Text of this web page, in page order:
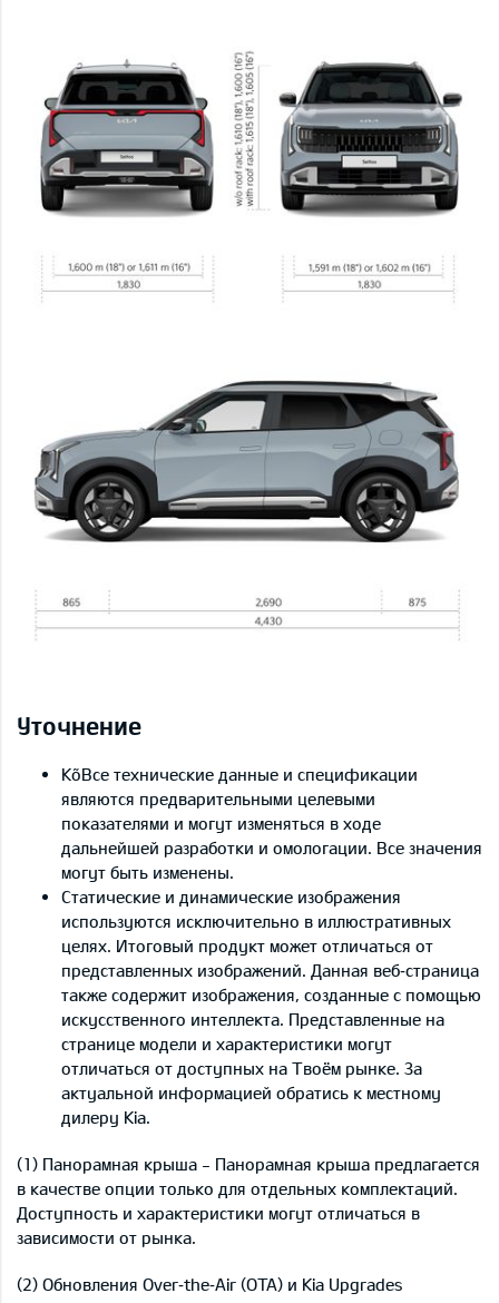
Уточнение
KõВсе технические данные и спецификации
являются предварительными целевыми
показателями и могут изменяться в ходе
дальнейшей разработки и омологации. Все значения
могут быть изменены.
Статические и динамические изображения
используются исключительно в иллюстративных
целях. Итоговый продукт может отличаться от
представленных изображений. Данная веб‑страница
также содержит изображения, созданные с помощью
искусственного интеллекта. Представленные на
странице модели и характеристики могут
отличаться от доступных на Твоём рынке. За
актуальной информацией обратись к местному
дилеру Kia.
(1) Панорамная крыша - Панорамная крыша предлагается
в качестве опции только для отдельных комплектаций.
Доступность и характеристики могут отличаться в
зависимости от рынка.
(2) Обновления Over‑the‑Air (OTA) и Kia Upgrades